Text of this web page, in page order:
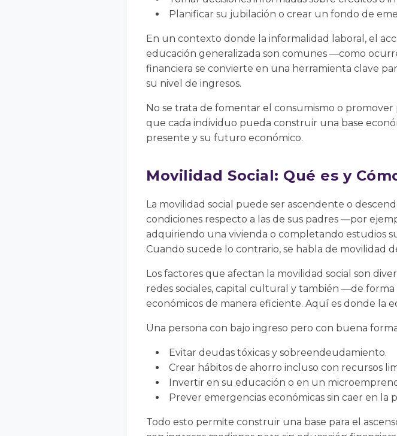
Planificar su jubilación o crear un fondo de
En un contexto donde la informalidad laboral, el
educación generalizada son comunes —como
financiera se convierte en una herramienta clave
su nivel de ingresos.
No se trata de fomentar el consumismo o
que cada individuo pueda construir una base
presente y su futuro económico.
Movilidad Social: Qué es y
La movilidad social puede ser ascendente o
condiciones respecto a las de sus padres —por
adquiriendo una vivienda o completando estudios
Cuando sucede lo contrario, se habla de movilidad
Los factores que afectan la movilidad social son
redes sociales, capital cultural y también —de
económicos de manera eficiente. Aquí es donde la
Una persona con bajo ingreso pero con buena
Evitar deudas tóxicas y sobreendeudamiento.
Crear hábitos de ahorro incluso con recursos
Invertir en su educación o en un
Prever emergencias económicas sin caer en la
Todo esto permite construir una base para el